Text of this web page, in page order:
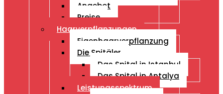
Angebot
Preise
Haarverpflanzungen
Eigenhaarverpflanzung
Die Spitäler
Das Spital in Istanbul
Das Spital in Antalya
Leistungsspektrum